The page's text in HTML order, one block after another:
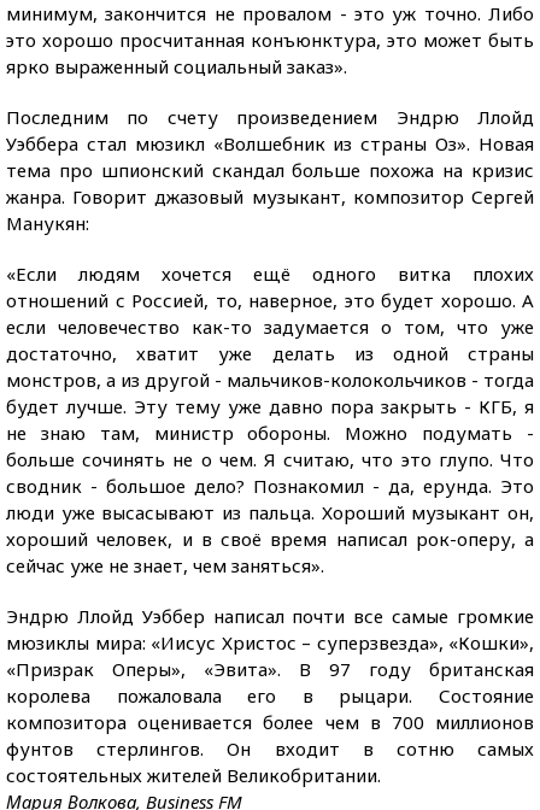
минимум, закончится не провалом - это уж точно. Либо
это хорошо просчитанная конъюнктура, это может быть
ярко выраженный социальный заказ».
Последним по счету произведением Эндрю Ллойд
Уэббера стал мюзикл «Волшебник из страны Оз». Новая
тема про шпионский скандал больше похожа на кризис
жанра. Говорит джазовый музыкант, композитор Сергей
Манукян:
«Если людям хочется ещё одного витка плохих
отношений с Россией, то, наверное, это будет хорошо. А
если человечество как-то задумается о том, что уже
достаточно, хватит уже делать из одной страны
монстров, а из другой - мальчиков-колокольчиков - тогда
будет лучше. Эту тему уже давно пора закрыть - КГБ, я
не знаю там, министр обороны. Можно подумать -
больше сочинять не о чем. Я считаю, что это глупо. Что
сводник - большое дело? Познакомил - да, ерунда. Это
люди уже высасывают из пальца. Хороший музыкант он,
хороший человек, и в своё время написал рок-оперу, а
сейчас уже не знает, чем заняться».
Эндрю Ллойд Уэббер написал почти все самые громкие
мюзиклы мира: «Иисус Христос – суперзвезда», «Кошки»,
«Призрак Оперы», «Эвита». В 97 году британская
королева пожаловала его в рыцари. Состояние
композитора оценивается более чем в 700 миллионов
фунтов стерлингов. Он входит в сотню самых
состоятельных жителей Великобритании.
Мария Волкова, Business FM